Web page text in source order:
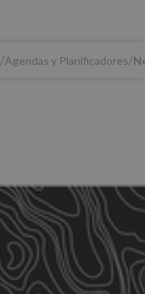
Agendas y Planificadores